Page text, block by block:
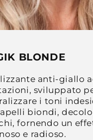
BLONDE
anti-giallo
sviluppato
i toni
biondi,
fornendo un
e radioso.​